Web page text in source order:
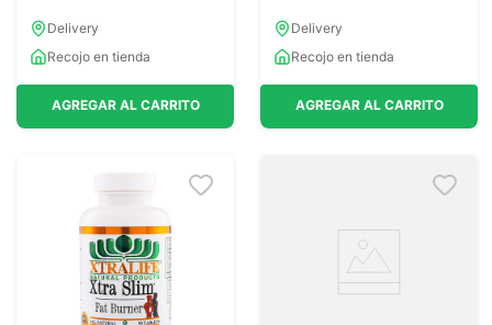
Delivery
Recojo en tienda
AGREGAR AL CARRITO
Delivery
Recojo en tienda
AGREGAR AL CARRITO